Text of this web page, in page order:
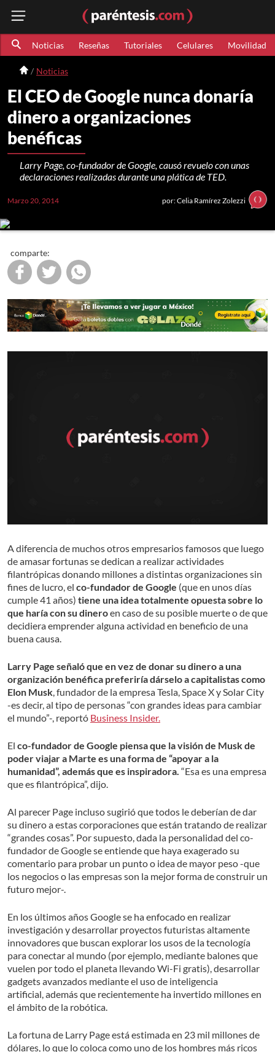
Noticias Reseñas Tutoriales Celulares Movilidad
Noticias
El CEO de Google nunca donaría
dinero a organizaciones
benéficas
Larry Page, co-fundador de Google, causó revuelo con unas
declaraciones realizadas durante una plática de TED.
Marzo 20, 2014 por: Celia Ramírez Zolezzi
comparte:
A diferencia de muchos otros empresarios famosos que luego
de amasar fortunas se dedican a realizar actividades
filantrópicas donando millones a distintas organizaciones sin
fines de lucro, el co-fundador de Google (que en unos días
cumple 41 años) tiene una idea totalmente opuesta sobre lo
que haría con su dineroen caso de su posible muerte o de que
decidiera emprender alguna actividad en beneficio de una
buena causa.
Larry Page señaló que en vez de donar su dinero a una
organización benéfica preferiría dárselo a capitalistas como
Elon Musk, fundador de la empresa Tesla, Space X y Solar City
-es decir, al tipo de personas “con grandes ideas para cambiar
el mundo”-, reportó Business Insider.
El co-fundador de Google piensa que la visión de Musk de
poder viajar a Marte es una forma de “apoyar a la
humanidad”, además que es inspiradora. “Esa es una empresa
que es filantrópica”, dijo.
Al parecer Page incluso sugirió que todos le deberían de dar
su dinero a estas corporaciones que están tratando de realizar
“grandes cosas”. Por supuesto, dada la personalidad del co-
fundador de Google se entiende que haya exagerado su
comentario para probar un punto o idea de mayor peso -que
los negocios o las empresas son la mejor forma de construir un
futuro mejor-.
En los últimos años Google se ha enfocado en realizar
investigación y desarrollar proyectos futuristas altamente
innovadores que buscan explorar los usos de la tecnología
para conectar al mundo (por ejemplo, mediante balones que
vuelen por todo el planeta llevando Wi-Fi gratis), desarrollar
gadgets avanzados mediante el uso de inteligencia
artificial, además que recientemente ha invertido millones en
el ámbito de la robótica.
La fortuna de Larry Page está estimada en 23 mil millones de
dólares, lo que lo coloca como uno de los hombres más ricos